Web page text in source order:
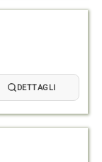
DETTAGLI